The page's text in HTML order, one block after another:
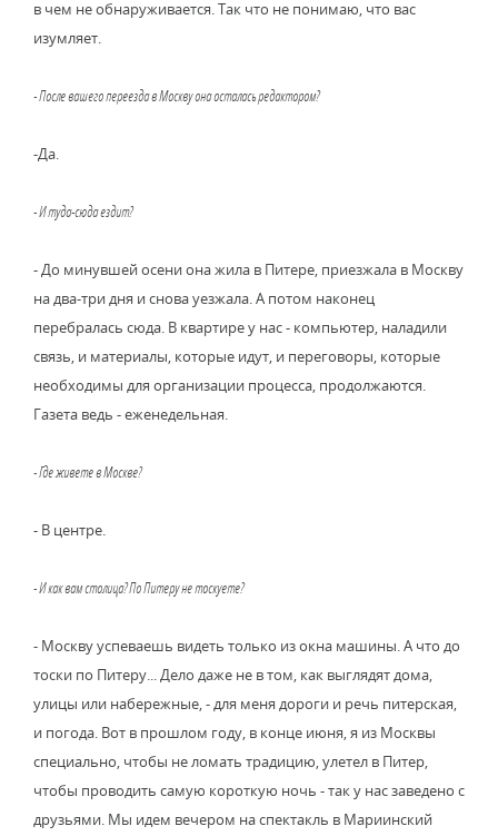
в чем не обнаруживается. Так что не понимаю, что вас
изумляет.
- После вашего переезда в Москву она осталась редактором?
-Да.
- И туда-сюда ездит?
- До минувшей осени она жила в Питере, приезжала в Москву
на два-три дня и снова уезжала. А потом наконец
перебралась сюда. В квартире у нас - компьютер, наладили
связь, и материалы, которые идут, и переговоры, которые
необходимы для организации процесса, продолжаются.
Газета ведь - еженедельная.
- Где живете в Москве?
- В центре.
- И как вам столица? По Питеру не тоскуете?
- Москву успеваешь видеть только из окна машины. А что до
тоски по Питеру... Дело даже не в том, как выглядят дома,
улицы или набережные, - для меня дороги и речь питерская,
и погода. Вот в прошлом году, в конце июня, я из Москвы
специально, чтобы не ломать традицию, улетел в Питер,
чтобы проводить самую короткую ночь - так у нас заведено с
друзьями. Мы идем вечером на спектакль в Мариинский